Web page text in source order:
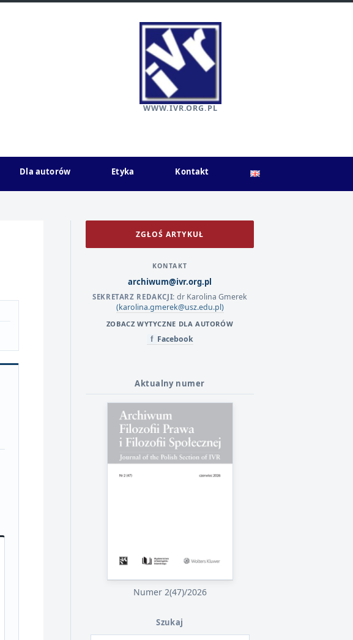
WWW.IVR.ORG.PL
Dla autorów Etyka Kontakt
ZGŁOŚ ARTYKUŁ
KONTAKT
archiwum@ivr.org.pl
SEKRETARZ REDAKCJI: dr Karolina Gmerek
(karolina.gmerek@usz.edu.pl)
ZOBACZ WYTYCZNE DLA AUTORÓW
f Facebook
Aktualny numer
Numer 2(47)/2026
Szukaj